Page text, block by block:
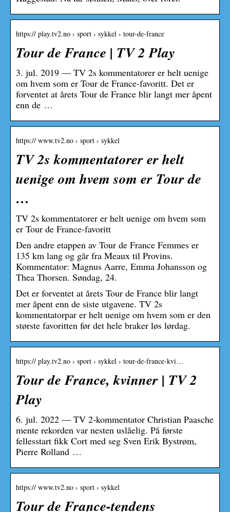
https:// play.tv2.no › sport › sykkel › tour-de-france
Tour de France | TV 2 Play
3. jul. 2019 — TV 2s kommentatorer er helt uenige
om hvem som er Tour de France-favoritt. Det er
forventet at årets Tour de France blir langt mer åpent
enn de …
https:// www.tv2.no › sport › sykkel
TV 2s kommentatorer er helt
uenige om hvem som er Tour de
…
TV 2s kommentatorer er helt uenige om hvem som
er Tour de France-favoritt
Den andre etappen av Tour de France Femmes er
135 km lang og går fra Meaux til Provins.
Kommentator: Magnus Aarre, Emma Johansson og
Thea Thorsen. Søndag, 24.
Det er forventet at årets Tour de France blir langt
mer åpent enn de siste utgavene. TV 2s
kommentatorpar er helt uenige om hvem som er den
største favoritten før det hele braker løs lørdag.
https:// play.tv2.no › sport › sykkel › tour-de-france-kvi…
Tour de France, kvinner | TV 2
Play
6. jul. 2022 — TV 2-kommentator Christian Paasche
mente rekorden var nesten uslåelig. På første
fellesstart fikk Cort med seg Sven Erik Bystrøm,
Pierre Rolland …
https:// www.tv2.no › sport › sykkel
Tour de France-tendens